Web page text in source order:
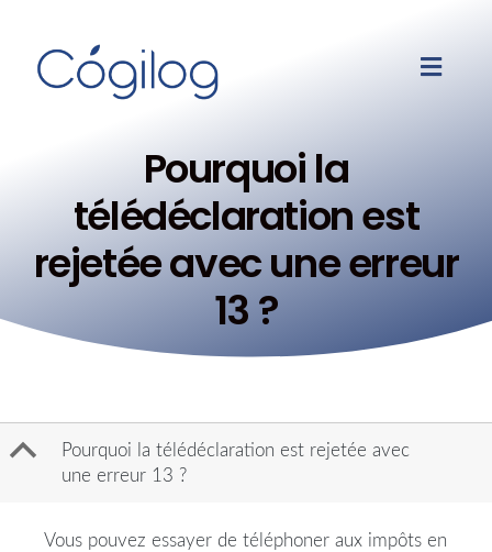
Pourquoi la
télédéclaration est
rejetée avec une erreur
13 ?
B
Pourquoi la télédéclaration est rejetée avec
une erreur 13 ?
Vous pouvez essayer de téléphoner aux impôts en